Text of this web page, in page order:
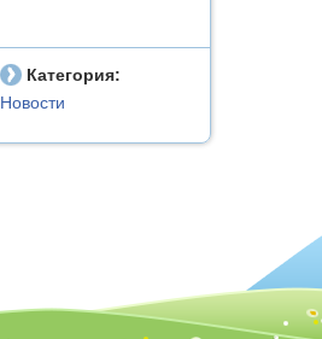
Категория:
Новости